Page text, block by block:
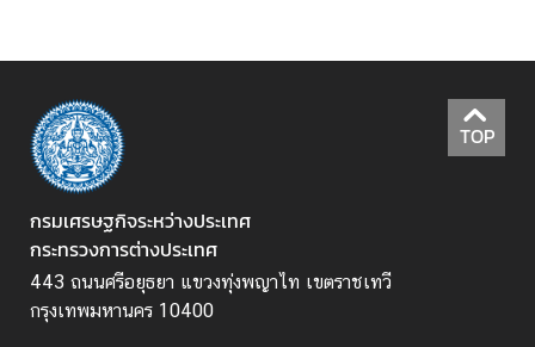
ง
ส
ก
า
ร
เ
ปิ
TOP
กรมเศรษฐกิจระหว่างประเทศ
กระทรวงการต่างประเทศ
443 ถนนศรีอยุธยา แขวงทุ่งพญาไท เขตราชเทวี
กรุงเทพมหานคร 10400